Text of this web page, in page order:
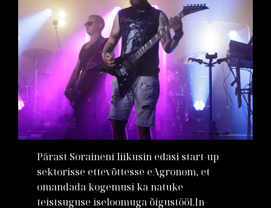
Pärast Soraineni liikusin edasi start-up
sektorisse ettevõttesse eAgronom, et
omandada kogemusi ka natuke
teistsuguse iseloomuga õigustööl.In-